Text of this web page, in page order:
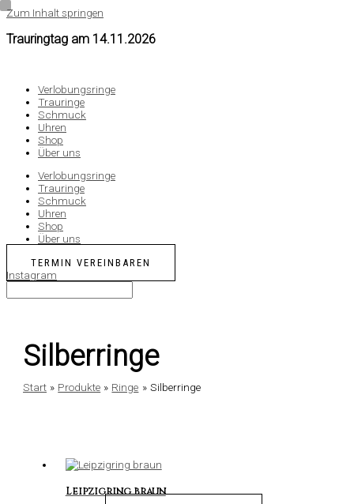
Zum Inhalt springen
Trauringtag am 14.11.2026
Verlobungsringe
Trauringe
Schmuck
Uhren
Shop
Über uns
Verlobungsringe
Trauringe
Schmuck
Uhren
Shop
Über uns
TERMIN VEREINBAREN
Instagram
Silberringe
Start Produkte Ringe Silberringe
Leipzigring braun